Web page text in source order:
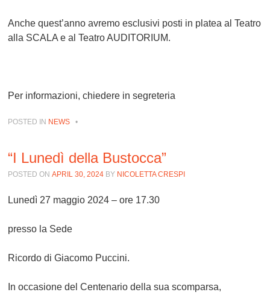
Anche quest’anno avremoesclusivi posti in platea al Teatro
alla SCALA e al Teatro AUDITORIUM.
Per informazioni, chiedere in segreteria
POSTED IN NEWS •
“I Lunedì della Bustocca”
POSTED ONAPRIL 30, 2024 BY NICOLETTA CRESPI
Lunedì 27 maggio 2024 – ore 17.30
presso la Sede
Ricordo di Giacomo Puccini.
In occasione del Centenario della sua scomparsa,